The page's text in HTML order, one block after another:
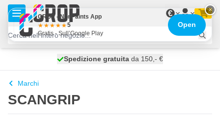
Salta al contenuto
€
spedito domani
Spedizione gratuita da 150,- €
100 giorni
Marchi
SCANGRIP
×
CROP - NonPaints App
5
Gratis - Sull’Google Play
Open